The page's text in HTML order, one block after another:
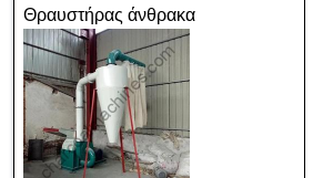
Θραυστήρας άνθρακα